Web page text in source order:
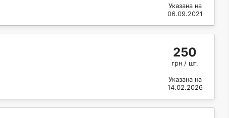
Указана на
06.09.2021
250
грн / шт.
Указана на
14.02.2026